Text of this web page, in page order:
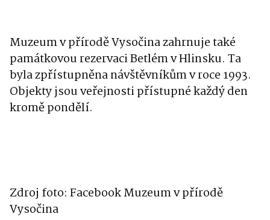
Muzeum v přírodě Vysočina zahrnuje také
památkovou rezervaci Betlém v Hlinsku. Ta
byla zpřístupněna návštěvníkům v roce 1993.
Objekty jsou veřejnosti přístupné každý den
kromě pondělí.
Zdroj foto: Facebook Muzeum v přírodě
Vysočina